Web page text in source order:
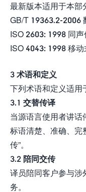
最新版本适用于本部
GB/T 19363.2-2006
ISO 2603: 1998 同
ISO 4043: 1998 移
3 术语和定义
下列术语和定义适用
3.1 交替传译
当源语言使用者讲话
标语清楚、准确、完
传”。
3.2 陪同交传
译员陪同客户参与涉
务。